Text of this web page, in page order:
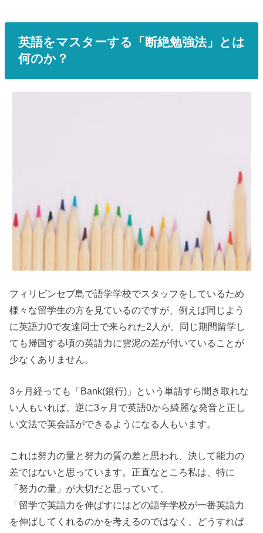
英語をマスターする「断絶勉強法」とは
何のか？
フィリピンセブ島で語学学校でスタッフをしているため
様々な留学生の方を見ているのですが、例えば同じよう
に英語力0で友達同士で来られた2人が、同じ期間留学し
ても帰国する頃の英語力に雲泥の差が付いていることが
少なくありません。
3ヶ月経っても「Bank(銀行)」という単語すら聞き取れな
い人もいれば、逆に3ヶ月で英語0から綺麗な発音と正し
い文法で英会話ができるようになる人もいます。
これは努力の量と努力の質の差と思われ、決して能力の
差ではないと思っています。正直なところ私は、特に
「努力の量」が大切だと思っていて、
「留学で英語力を伸ばすにはどの語学学校が一番英語力
を伸ばしてくれるのかを考えるのではなく、どうすれば